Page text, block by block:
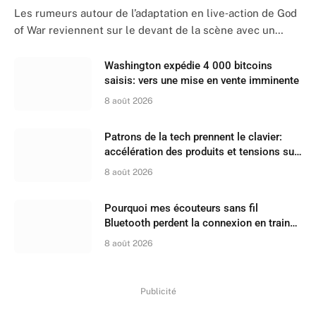
Les rumeurs autour de l’adaptation en live‑action de God
of War reviennent sur le devant de la scène avec un…
Washington expédie 4 000 bitcoins
saisis: vers une mise en vente imminente
8 août 2026
Patrons de la tech prennent le clavier:
accélération des produits et tensions sur
les recrutements
8 août 2026
Pourquoi mes écouteurs sans fil
Bluetooth perdent la connexion en train
ou à la plage ?
8 août 2026
Publicité